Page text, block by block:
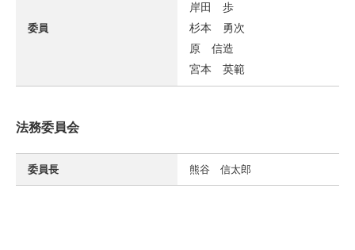
委員
岸田 歩
杉本 勇次
原 信造
宮本 英範
法務委員会
委員長 熊谷 信太郎